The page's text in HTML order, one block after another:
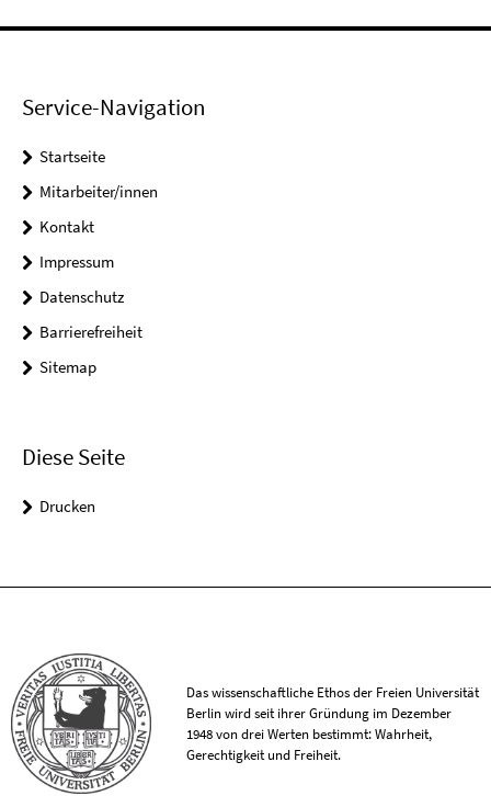
Service-Navigation
Startseite
Mitarbeiter/innen
Kontakt
Impressum
Datenschutz
Barrierefreiheit
Sitemap
Diese Seite
Drucken
Das wissenschaftliche Ethos der Freien Universität
Berlin wird seit ihrer Gründung im Dezember
1948 von drei Werten bestimmt: Wahrheit,
Gerechtigkeit und Freiheit.